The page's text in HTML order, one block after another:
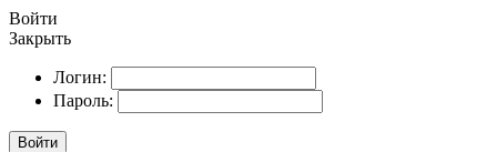
Войти
Закрыть
Логин:
Пароль:
Войти